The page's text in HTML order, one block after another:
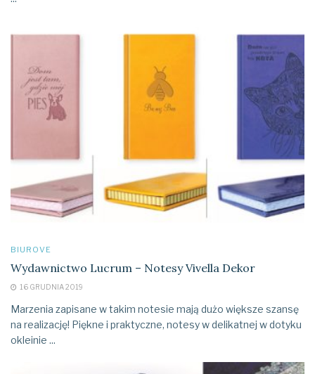
BIUROVE
Wydawnictwo Lucrum – Notesy Vivella Dekor
16 GRUDNIA 2019
Marzenia zapisane w takim notesie mają dużo większe szansę
na realizację! Piękne i praktyczne, notesy w delikatnej w dotyku
okleinie ...